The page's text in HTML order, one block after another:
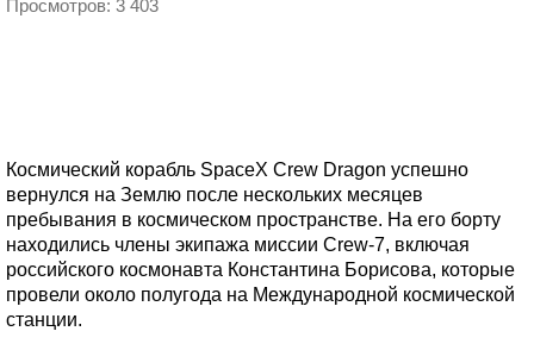
Просмотров: 3 403
Космический корабль SpaceX Crew Dragon успешно
вернулся на Землю после нескольких месяцев
пребывания в космическом пространстве. На его борту
находились члены экипажа миссии Crew-7, включая
российского космонавта Константина Борисова, которые
провели около полугода на Международной космической
станции.